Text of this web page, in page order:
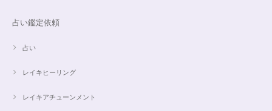
占い鑑定依頼
占い
レイキヒーリング
レイキアチューンメント